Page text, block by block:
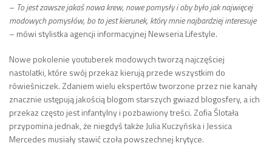
– To jest zawsze jakaś nowa krew, nowe pomysły i oby było jak najwięcej
modowych pomysłów, bo to jest kierunek, który mnie najbardziej interesuje
– mówi stylistka agencji informacyjnej Newseria Lifestyle.
Nowe pokolenie youtuberek modowych tworzą najczęściej
nastolatki, które swój przekaz kierują przede wszystkim do
rówieśniczek. Zdaniem wielu ekspertów tworzone przez nie kanały
znacznie ustępują jakością blogom starszych gwiazd blogosfery, a ich
przekaz często jest infantylny i pozbawiony treści. Zofia Ślotała
przypomina jednak, że niegdyś także Julia Kuczyńska i Jessica
Mercedes musiały stawić czoła powszechnej krytyce.